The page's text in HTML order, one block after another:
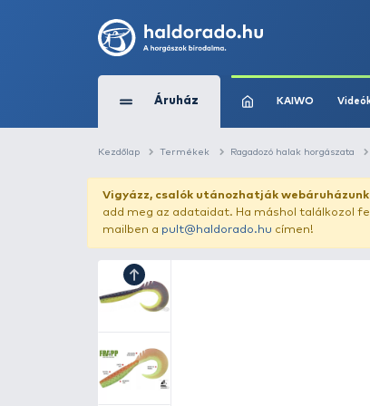
Áruház
Kezdőlap Termékek Ragadozó
add meg az adataidat. Ha
mailben a